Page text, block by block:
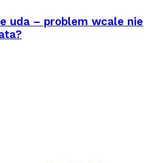
uda – problem wcale nie